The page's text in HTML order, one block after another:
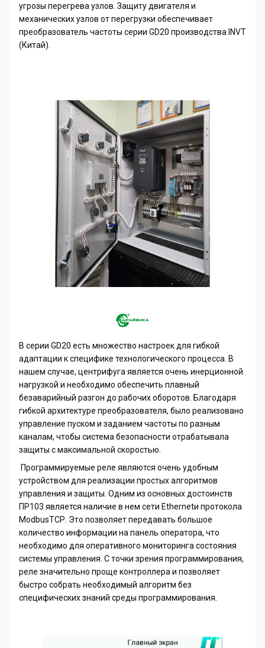
угрозы перегрева узлов. Защиту двигателя и
механических узлов от перегрузки обеспечивает
преобразователь частоты серии GD20 производства INVT
(Китай).
В серии GD20 есть множество настроек для гибкой
адаптации к специфике технологического процесса. В
нашем случае, центрифуга является очень инерционной
нагрузкой и необходимо обеспечить плавный
безаварийный разгон до рабочих оборотов. Благодаря
гибкой архитектуре преобразователя, было реализовано
управление пуском и заданием частоты по разным
каналам, чтобы система безопасности отрабатывала
защиты с максимальной скоростью.
Программируемые реле являются очень удобным
устройством для реализации простых алгоритмов
управления и защиты. Одним из основных достоинств
ПР103 является наличие в нем сети Ethernetи протокола
ModbusTCP . Это позволяет передавать большое
количество информации на панель оператора, что
необходимо для оперативного мониторинга состояния
системы управления. С точки зрения программирования,
реле значительно проще контроллера и позволяет
быстро собрать необходимый алгоритм без
специфических знаний среды программирования.